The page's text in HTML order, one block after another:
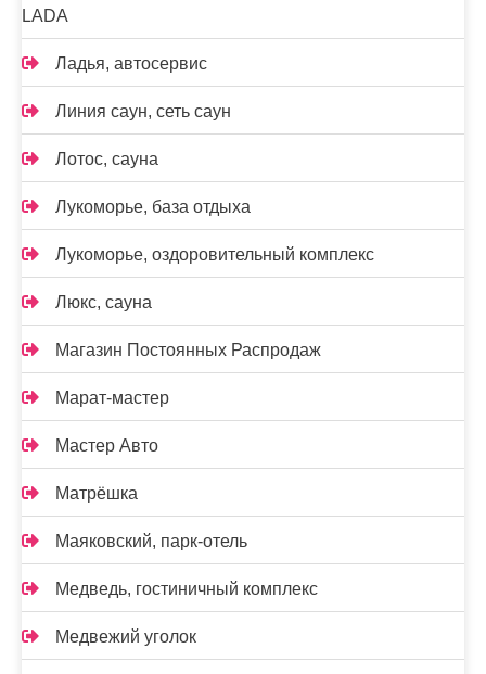
LADA
Ладья, автосервис
Линия саун, сеть саун
Лотос, сауна
Лукоморье, база отдыха
Лукоморье, оздоровительный комплекс
Люкс, сауна
Магазин Постоянных Распродаж
Марат-мастер
Мастер Авто
Матрёшка
Маяковский, парк-отель
Медведь, гостиничный комплекс
Медвежий уголок